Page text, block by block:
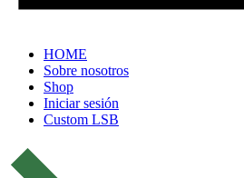
HOME
Sobre nosotros
Shop
Iniciar sesión
Custom LSB